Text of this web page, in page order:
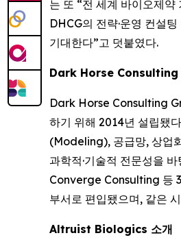
는 또 “전 세계 바이오제
DHCG의 전략·운영 컨설
기대한다”고 덧붙였다.
Dark Horse Consulting
Dark Horse Consulting
하기 위해 2014년 설립됐
(Modeling), 공급망, 상업
과학적·기술적 전문성을
Converge Consulting 등
부서로 편입됐으며, 같은
Altruist Biologics 소개